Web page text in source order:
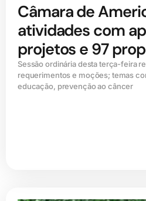
Câmara de
atividades com
projetos e 97
Sessão ordinária desta terça-feira
requerimentos e moções; temas
educação, prevenção ao câncer